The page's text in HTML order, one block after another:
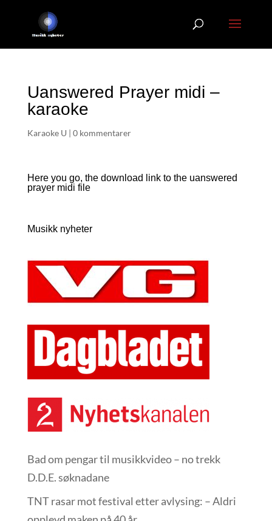
Uanswered Prayer midi –
karaoke
Karaoke U | 0 kommentarer
Here you go, the download link to the uanswered
prayer midi file
Musikk nyheter
Bad om pengar til musikkvideo – no trekk
D.D.E. søknadane
TNT rasar mot festival etter avlysing: – Aldri